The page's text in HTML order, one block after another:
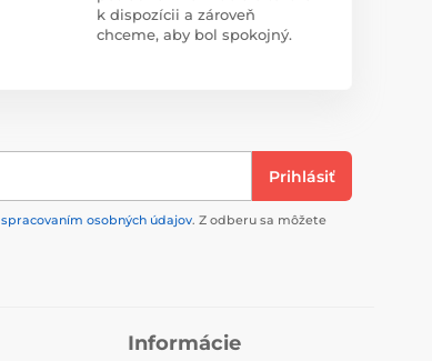
k dispozícii a zároveň
chceme, aby bol spokojný.
Prihlásiť
spracovaním osobných údajov. Z odberu sa môžete
Informácie